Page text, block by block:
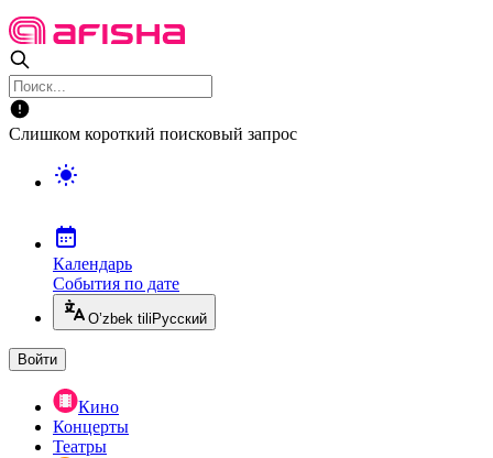
Слишком короткий поисковый запрос
Календарь
События по дате
O’zbek tili Русский
Войти
Кино
Концерты
Театры